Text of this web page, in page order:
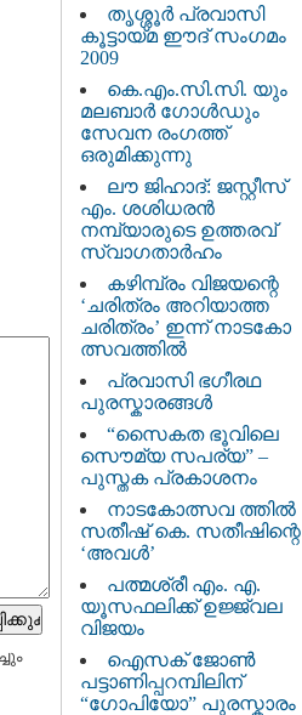
തൃശ്ശൂര്‍ പ്രവാസി
കൂട്ടായ്മ ഈദ് സംഗമം
2009
കെ.എം.സി.സി. യും
മലബാര്‍ ഗോള്‍ഡും
സേവന രംഗത്ത്
ഒരുമിക്കുന്നു
ലൗ ജിഹാദ്: ജസ്റ്റീസ്
എം. ശശിധരന്‍
നമ്പ്യാരുടെ ഉത്തരവ്
സ്വാഗതാര്‍ഹം
കഴിമ്പ്രം വിജയന്റെ
‘ചരിത്രം അറിയാത്ത
ചരിത്രം’ ഇന്ന് നാടകോ
ത്സവത്തില്‍
പ്രവാസി ഭഗീരഥ
പുരസ്കാരങ്ങള്‍
“സൈകത ഭൂവിലെ
സൌമ്യ സപര്യ” –
പുസ്തക പ്രകാശനം
നാടകോത്സവ ത്തില്‍
സതീഷ്‌ കെ. സതീഷിന്റെ
‘അവള്‍’
പത്മശ്രീ എം. എ.
യൂസഫലിക്ക് ഉജ്ജ്വല
വിജയം
ഐസക് ജോണ്‍
പട്ടാണിപ്പറമ്പിലിന്
“ഗോപിയോ” പുരസ്കാരം